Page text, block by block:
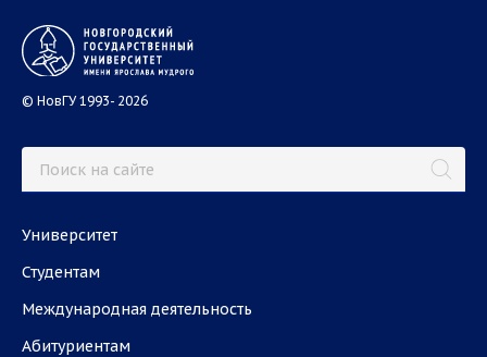
© НовГУ 1993- 2026
Университет
Студентам
Международная деятельность
Абитуриентам